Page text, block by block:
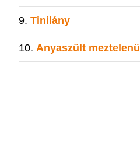
Tinilány
Anyaszült meztelenül